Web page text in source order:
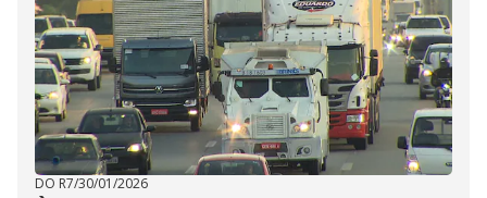
DO R7/30/01/2026